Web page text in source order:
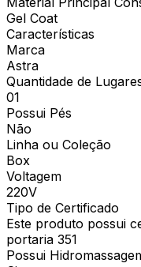
Gel Coat
Características
Marca
Astra
Quantidade de
01
Possui Pés
Não
Linha ou Coleção
Box
Voltagem
220V
Tipo de Certificado
Este produto possui
portaria 351
Possui